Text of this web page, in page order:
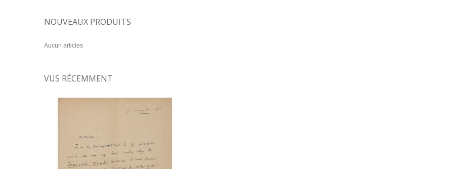
NOUVEAUX PRODUITS
Aucun articles
VUS RÉCEMMENT